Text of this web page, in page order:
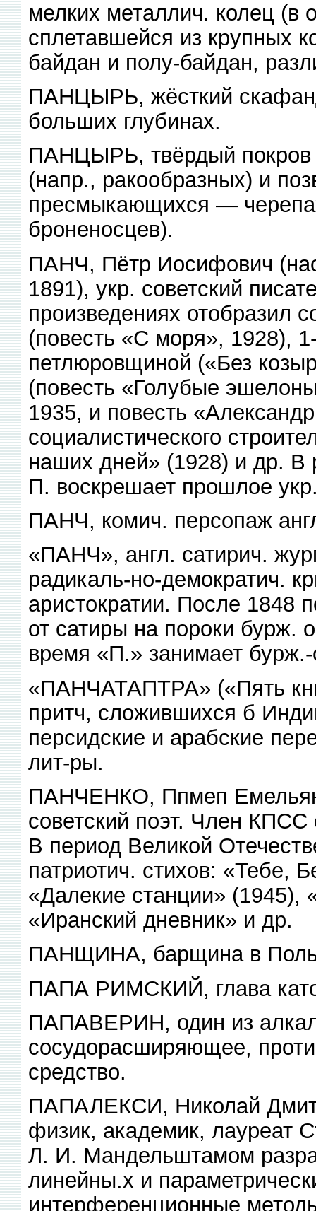
мелких металлич. колец (в
сплетавшейся из крупных
байдан и полу-байдан,
ПАНЦЫРЬ, жёсткий
больших глубинах.
ПАНЦЫРЬ, твёрдый покров
(напр., ракообразных) и
пресмыкающихся —
броненосцев).
ПАНЧ, Пётр Иосифович
1891), укр. советский
произведениях отобразил
(повесть «С моря», 1928),
петлюровщиной («Без
(повесть «Голубые
1935, и повесть
социалистического
наших дней» (1928) и др. В
П. воскрешает прошлое
ПАНЧ, комич. персопаж
«ПАНЧ», англ. сатирич.
радикаль-но-демократич.
аристократии. После 1848
от сатиры на пороки бурж.
время «П.» занимает
«ПАНЧАТАПТРА» («Пять
притч, сложившихся б
персидские и арабские
лит-ры.
ПАНЧЕНКО, Ппмеп
советский поэт. Член КПСС
В период Великой
патриотич. стихов: «Тебе,
«Далекие станции» (1945),
«Иранский дневник» и др.
ПАНЩИНА, барщина в
ПАПА РИМСКИЙ, глава
ПАПАВЕРИН, один из
сосудорасширяющее,
средство.
ПАПАЛЕКСИ, Николай
физик, академик, лауреат
Л. И. Мандельштамом
линейны.х и
интерференционные